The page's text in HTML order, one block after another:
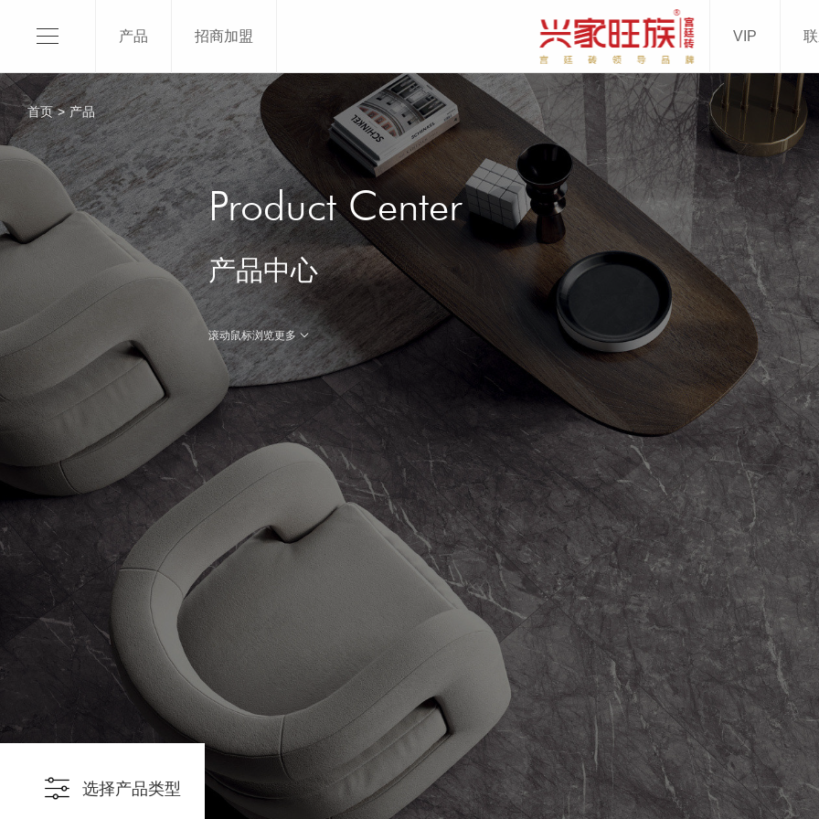
关于我们
品牌介绍
产品优势
辉煌荣誉
联系我们
600x1200mm
800x800mm
400x800mm
产品 招商加盟 VIP
首页 > 产品
Product Center
产品中心
滚动鼠标浏览更多 
选择产品类型